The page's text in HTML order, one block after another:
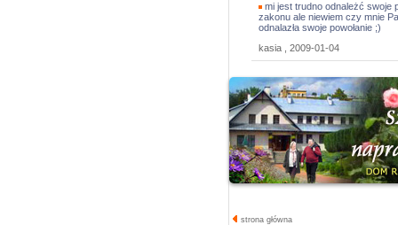
mi jest trudno odnależć swoje
zakonu ale niewiem czy mnie
odnalazła swoje powołanie ;)
kasia , 2009-01-04
strona główna